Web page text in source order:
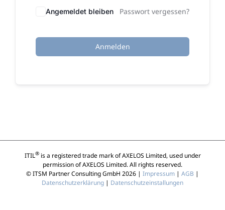
Angemeldet bleiben Passwort vergessen?
Anmelden
ITIL®is a registered trade mark of AXELOS Limited, used under
permission of AXELOS Limited. All rights reserved.
© ITSM Partner Consulting GmbH 2026 | Impressum | AGB |
Datenschutzerklärung | Datenschutzeinstallungen